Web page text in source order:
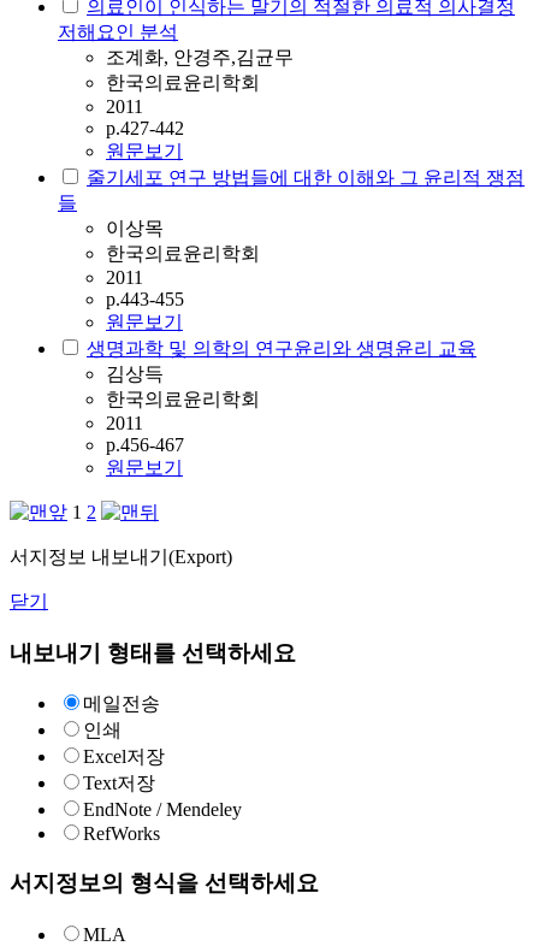
의료인이 인식하는 말기의 적절한 의료적 의사결정
저해요인 분석
조계화, 안경주,김균무
한국의료윤리학회
2011
p.427-442
원문보기
줄기세포 연구 방법들에 대한 이해와 그 윤리적 쟁점
들
이상목
한국의료윤리학회
2011
p.443-455
원문보기
생명과학 및 의학의 연구윤리와 생명윤리 교육
김상득
한국의료윤리학회
2011
p.456-467
원문보기
1 2
서지정보 내보내기(Export)
닫기
내보내기 형태를 선택하세요
메일전송
인쇄
Excel저장
Text저장
EndNote / Mendeley
RefWorks
서지정보의 형식을 선택하세요
MLA